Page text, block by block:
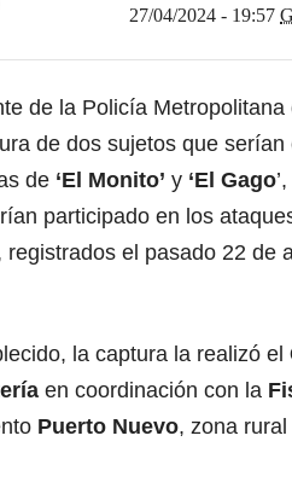
27/04/2024 - 19:57
de la Policía
de dos sujetos que
de ‘El Monito’ y ‘El Gago
participado en los
el pasado 22 de
la captura la realizó el
en coordinación con la
Puerto Nuevo, zona